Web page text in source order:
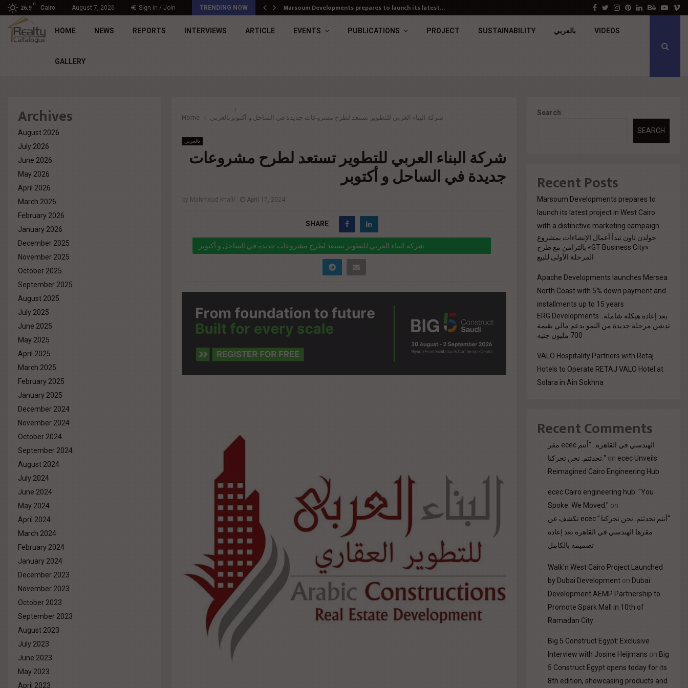
26.9
C
Cairo August 7, 2026 Sign in / Join TRENDING NOW د. محمد راشد: Market Dynamics أصبحت المعيار… Marsoum Developments prepares to launch its latest… جولدن تاون تبدأ أعمال الإنشاءات بمشروع «GT… Facebook
Twitter
Instagram
Pinterest
LinkedinBehance
HOME NEWS REPORTS INTERVIEWS ARTICLE EVENTS PUBLICATIONS PROJECT SUSTAINABILITY بالعربي VIDEOS
GALLERY
Home بالعربي شركة البناء العربي للتطوير تستعد لطرح مشروعات جديدة في الساحل و أكتوبر
بالعربي
شركة البناء العربي للتطوير تستعد لطرح مشروعات
جديدة في الساحل و أكتوبر
by Mahmoud khalil April 17, 2024
SHARE
شركة البناء العربي للتطوير تستعد لطرح مشروعات جديدة في الساحل و أكتوبر
" data-link="https://realty-eg.net/%d8%b4%d8%b1%d9%83%d8%a9-
%d9%84%d9%84%d8%aa%d8%b7%d9%88%d9%8a%d8%b1-
%d8%aa%d8%b3%d8%aa%d8%b9%d8%af-%d9%84%d8%b7%d8%b1%d8%ad/"
href="#">
Archives
August 2026
July 2026
June 2026
May 2026
April 2026
March 2026
February 2026
January 2026
December 2025
November 2025
October 2025
September 2025
August 2025
July 2025
June 2025
May 2025
April 2025
March 2025
February 2025
January 2025
December 2024
November 2024
October 2024
September 2024
August 2024
July 2024
June 2024
May 2024
April 2024
March 2024
February 2024
January 2024
December 2023
November 2023
October 2023
September 2023
August 2023
July 2023
June 2023
May 2023
April 2023
Search
SEARCH
Recent Posts
Marsoum Developments prepares to
launch its latest project in West Cairo
with a distinctive marketing campaign
جولدن تاون تبدأ أعمال الإنشاءات بمشروع
«GT Business City» بالتزامن مع طرح
المرحلة الأولى للبيع
Apache Developments launches Mersea
North Coast with 5% down payment and
installments up to 15 years
بعد إعادة هيكلة شاملة.. ERG Developments
تدشن مرحلة جديدة من النمو بدعم مالي بقيمة
700 مليون جنيه
VALO Hospitality Partners with Retaj
Hotels to Operate RETAJ VALO Hotel at
Solara in Ain Sokhna
Recent Comments
مقر ecec الهندسي في القاهرة.. "أنتم
تحدثتم. نحن تحركنا." on ecec Unveils
Reimagined Cairo Engineering Hub
ecec Cairo engineering hub: "You
Spoke. We Moved." on
“أنتم تحدثتم. نحن تحركنا.” ecec تكشف عن
مقرها الهندسي في القاهرة بعد إعادة
تصميمه بالكامل
Walk'n West Cairo Project Launched
by Dubai Development on Dubai
Development AEMP Partnership to
Promote Spark Mall in 10th of
Ramadan City
Big 5 Construct Egypt: Exclusive
Interview with Josine Heijmans on Big
5 Construct Egypt opens today for its
8th edition, showcasing products and